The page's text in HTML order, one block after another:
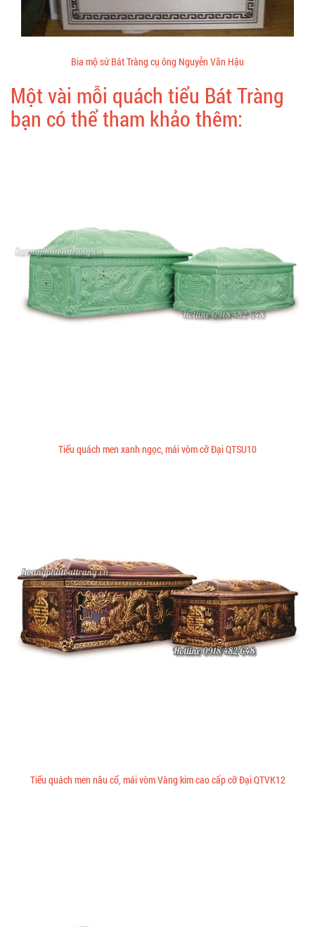
Bia mộ sứ Bát Tràng cụ ông Nguyễn Văn Hậu
Một vài mỗi quách tiểu Bát Tràng
bạn có thể tham khảo thêm:
Tiểu quách men xanh ngọc, mái vòm cỡ Đại QTSU10
Tiểu quách men nâu cổ, mái vòm Vàng kim cao cấp cỡ Đại QTVK12